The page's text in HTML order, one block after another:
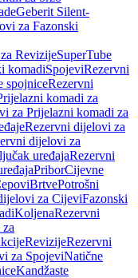
Geberit Silent-
za Fazonski
RevizijeSuperTube
komadiSpojeviRezervni
spojniceRezervni
komadi za
za Prijelazni komadi za
Rezervni dijelovi za
dijelovi za
uređajaRezervni
PriborCijevne
BrtvePotrošni
za CijeviFazonski
KoljenaRezervni
RevizijeRezervni
za SpojeviNatične
Kandžaste